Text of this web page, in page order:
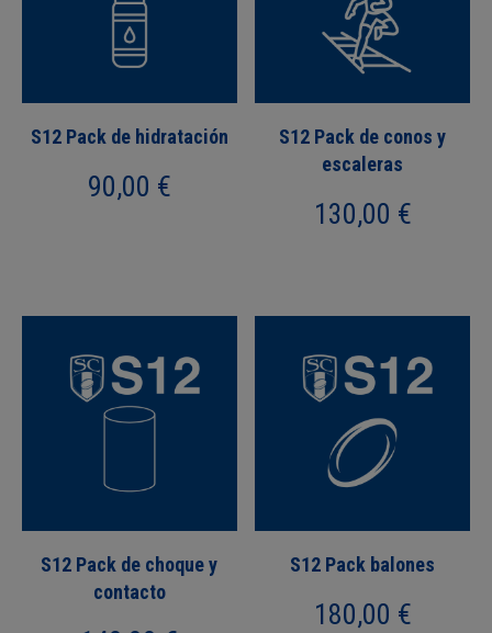
S12 Pack de hidratación
90,00 €
S12 Pack de conos y
escaleras
130,00 €
S12 Pack de choque y
contacto
S12 Pack balones
180,00 €